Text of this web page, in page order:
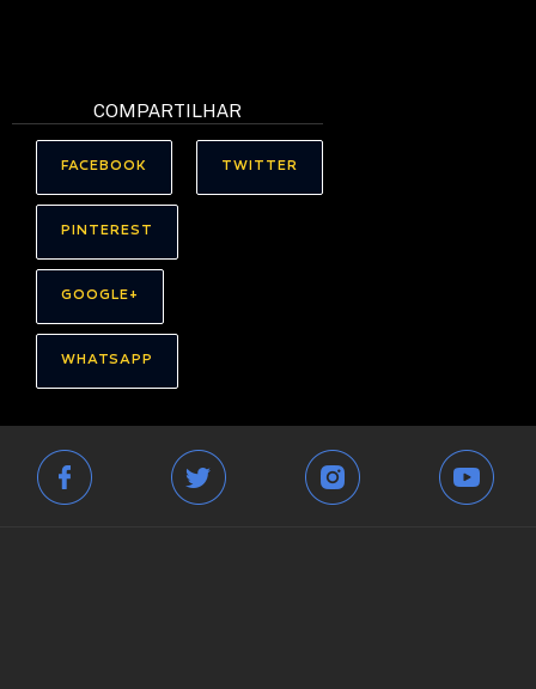
COMPARTILHAR
FACEBOOK TWITTER
PINTEREST
GOOGLE+
WHATSAPP